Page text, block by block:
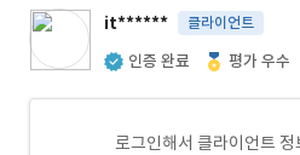
it****** 클라이언트
인증 완료 평가 우수
로그인해서 클라이언트